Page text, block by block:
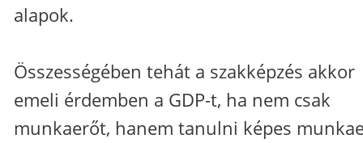
alapok.
Összességében tehát a szakképzés akkor
emeli érdemben a GDP-t, ha nem csak
munkaerőt, hanem tanulni képes